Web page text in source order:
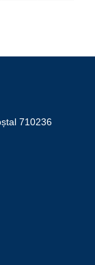
710236